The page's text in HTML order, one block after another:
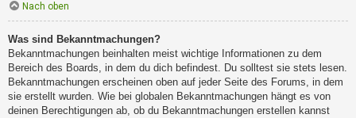
Nach oben
Was sind Bekanntmachungen?
Bekanntmachungen beinhalten meist wichtige Informationen zu dem
Bereich des Boards, in dem du dich befindest. Du solltest sie stets lesen.
Bekanntmachungen erscheinen oben auf jeder Seite des Forums, in dem
sie erstellt wurden. Wie bei globalen Bekanntmachungen hängt es von
deinen Berechtigungen ab, ob du Bekanntmachungen erstellen kannst